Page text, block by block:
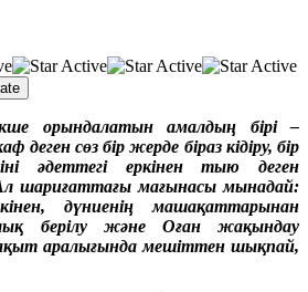
орындалатын амалдың бірі –
деген сөз бір жерде біраз кідіру, бір
әдеттегі еркінен тыю деген
Ал шариғаттағы мағынасы мынадай:
дүниенің машақаттарынан
берілу және Оған жақындау
аралығында мешіттен шықпай,